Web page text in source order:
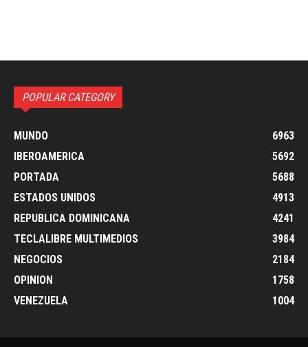
POPULAR CATEGORY
MUNDO
6963
IBEROAMERICA
5692
PORTADA
5688
ESTADOS UNIDOS
4913
REPUBLICA DOMINICANA
4241
TECLALIBRE MULTIMEDIOS
3984
NEGOCIOS
2184
OPINION
1758
VENEZUELA
1004